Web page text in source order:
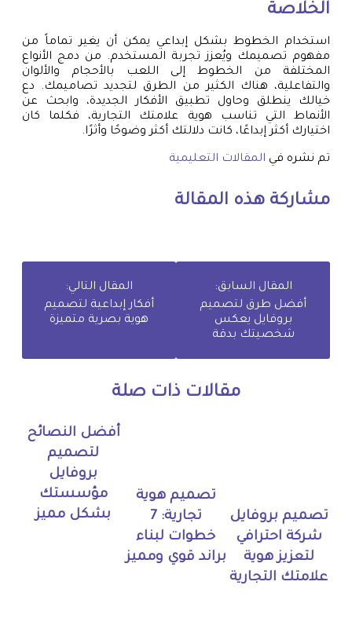
الخلاصة
استخدام الخطوط بشكل إبداعي يمكن أن يغير تماماً من
مفهوم تصميمك ويُعزز تجربة المستخدم. من دمج الأنواع
المختلفة من الخطوط إلى اللعب بالأحجام والألوان
والتفاعلية، هناك الكثير من الطرق لتجديد تصاميمك. دع
خيالك ينطلق وحاول تطبيق الأفكار الجديدة، وابحث عن
الأنماط التي تناسب هوية علامتك التجارية، فكلما كان
اختيارك أكثر إبداعًا، كانت دلالتك أكثر وضوحًا وأثرًا.
تم نشره في المقالات التعليمية
مشاركة هذه المقالة
المقال السابق:
أفضل طرق لتصميم
بروفايل يعكس
شخصيتك بدقة
المقال التالي:
أفكار إبداعية لتصميم
هوية بصرية متميزة
مقالات ذات صلة
تصميم بروفايل
شركة احترافي
لتعزيز هوية
علامتك التجارية
تصميم هوية
تجارية: 7
خطوات لبناء
براند قوي ومميز
أفضل النصائح
لتصميم
بروفايل
مؤسستك
بشكل مميز